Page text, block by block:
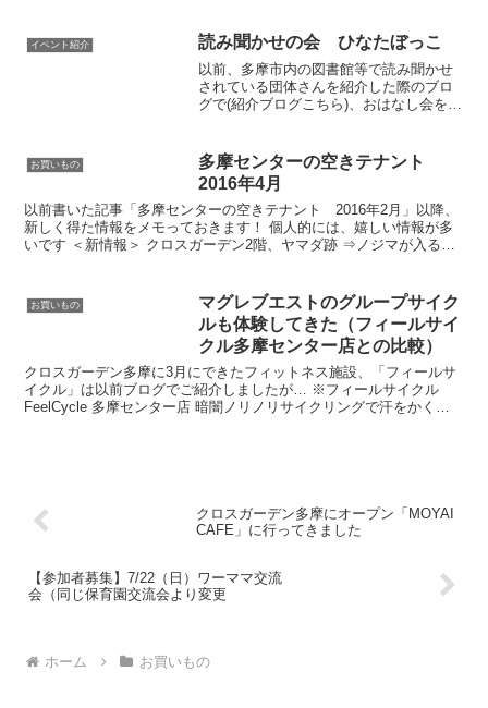
イベント紹介 読み聞かせの会 ひなたぼっこ
以前、多摩市内の図書館等で読み聞かせ
されている団体さんを紹介した際のブロ
グで(紹介ブログこちら)、おはなし会を一
かりました。さっそく3月末に『ひなたぼ
っこ』を結成。由来...
お買いもの
多摩センターの空きテナント
2016年4月
以前書いた記事「多摩センターの空きテナント 2016年2月」以降、
新しく得た情報をメモっておきます！ 個人的には、嬉しい情報が多
いです ＜新情報＞ クロスガーデン2階、ヤマダ跡 ⇒ノジマが入るそ
お買いもの
マグレブエストのグループサイク
ルも体験してきた（フィールサイ
クル多摩センター店との比較）
クロスガーデン多摩に3月にできたフィットネス施設、「フィールサ
イクル」は以前ブログでご紹介しましたが… ※フィールサイクル
FeelCycle 多摩センター店 暗闇ノリノリサイクリングで汗をかく！
クロスガーデン多摩にオープン「MOYAI
CAFE」に行ってきました
【参加者募集】7/22（日）ワーママ交流
会（同じ保育園交流会より変更
ホーム お買いもの